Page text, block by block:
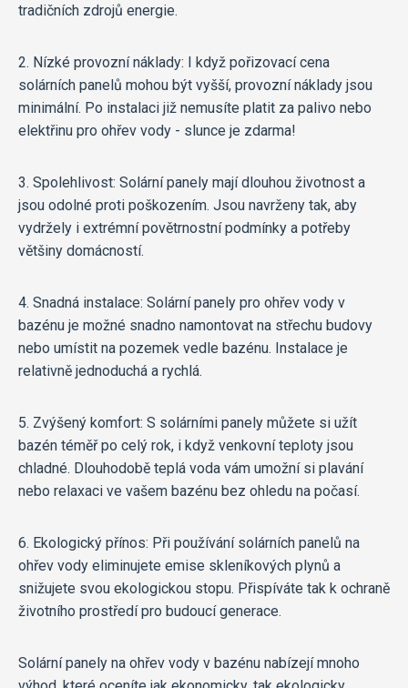
tradičních zdrojů energie.
2. Nízké provozní náklady: I když pořizovací cena
solárních panelů mohou být vyšší, provozní náklady jsou
minimální. Po instalaci již nemusíte platit za palivo nebo
elektřinu pro ohřev vody - slunce je zdarma!
3. Spolehlivost: Solární panely mají dlouhou životnost a
jsou odolné proti poškozením. Jsou navrženy tak, aby
vydržely i extrémní povětrnostní podmínky a potřeby
většiny domácností.
4. Snadná instalace: Solární panely pro ohřev vody v
bazénu je možné snadno namontovat na střechu budovy
nebo umístit na pozemek vedle bazénu. Instalace je
relativně jednoduchá a rychlá.
5. Zvýšený komfort: S solárními panely můžete si užít
bazén téměř po celý rok, i když venkovní teploty jsou
chladné. Dlouhodobě teplá voda vám umožní si plavání
nebo relaxaci ve vašem bazénu bez ohledu na počasí.
6. Ekologický přínos: Při používání solárních panelů na
ohřev vody eliminujete emise skleníkových plynů a
snižujete svou ekologickou stopu. Přispíváte tak k ochraně
životního prostředí pro budoucí generace.
Solární panely na ohřev vody v bazénu nabízejí mnoho